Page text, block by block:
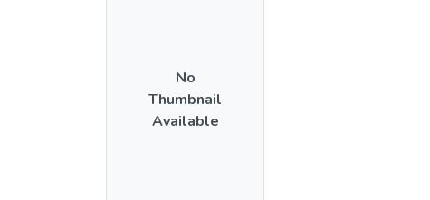
No
Thumbnail
Available